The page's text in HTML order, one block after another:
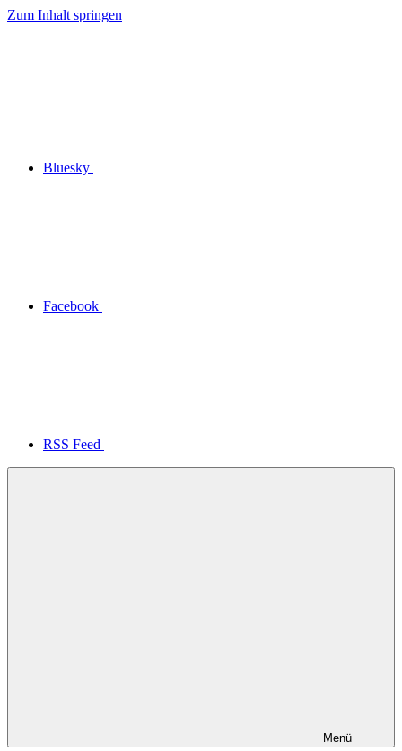
Zum Inhalt springen
Bluesky
Facebook
RSS Feed
Menü